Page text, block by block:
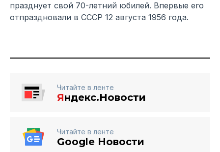
празднует свой 70-летний юбилей. Впервые его
отпраздновали в СССР 12 августа 1956 года.
Читайте в ленте
Яндекс.Новости
Читайте в ленте
Google Новости